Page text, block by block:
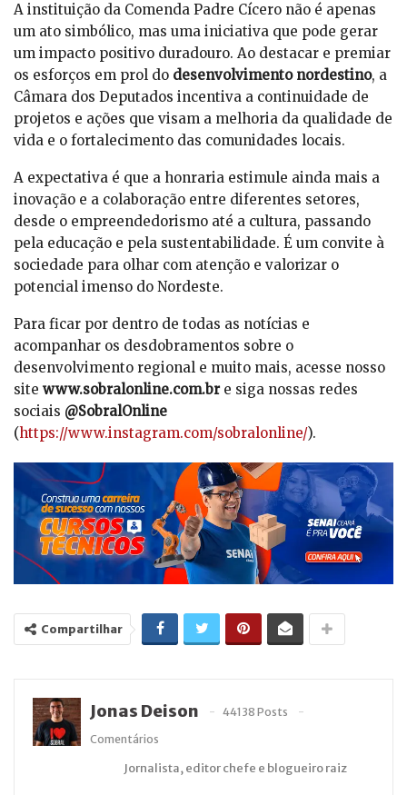
A instituição da Comenda Padre Cícero não é apenas
um ato simbólico, mas uma iniciativa que pode gerar
um impacto positivo duradouro. Ao destacar e premiar
os esforços em prol do desenvolvimento nordestino, a
Câmara dos Deputados incentiva a continuidade de
projetos e ações que visam a melhoria da qualidade de
vida e o fortalecimento das comunidades locais.
A expectativa é que a honraria estimule ainda mais a
inovação e a colaboração entre diferentes setores,
desde o empreendedorismo até a cultura, passando
pela educação e pela sustentabilidade. É um convite à
sociedade para olhar com atenção e valorizar o
potencial imenso do Nordeste.
Para ficar por dentro de todas as notícias e
acompanhar os desdobramentos sobre o
desenvolvimento regional e muito mais, acesse nosso
site www.sobralonline.com.bre siga nossas redes
sociais @SobralOnline
(https://www.instagram.com/sobralonline/).
Compartilhar
Jonas Deison
44138 Posts
Comentários
Jornalista, editor chefe e blogueiro raiz